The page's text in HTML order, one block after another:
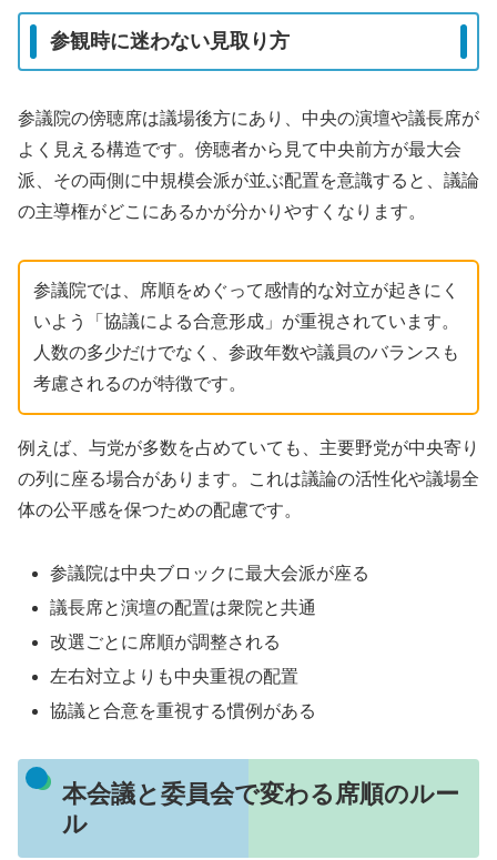
参観時に迷わない見取り方
参議院の傍聴席は議場後方にあり、中央の演壇や議長席が
よく見える構造です。傍聴者から見て中央前方が最大会
派、その両側に中規模会派が並ぶ配置を意識すると、議論
の主導権がどこにあるかが分かりやすくなります。
参議院では、席順をめぐって感情的な対立が起きにく
いよう「協議による合意形成」が重視されています。
人数の多少だけでなく、参政年数や議員のバランスも
考慮されるのが特徴です。
例えば、与党が多数を占めていても、主要野党が中央寄り
の列に座る場合があります。これは議論の活性化や議場全
体の公平感を保つための配慮です。
参議院は中央ブロックに最大会派が座る
議長席と演壇の配置は衆院と共通
改選ごとに席順が調整される
左右対立よりも中央重視の配置
協議と合意を重視する慣例がある
本会議と委員会で変わる席順のルー
ル